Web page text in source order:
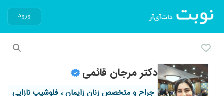
ورود
دکتر مرجان قائمی
جراح و متخصص زنان زایمان ، فلوشیپ نازایی